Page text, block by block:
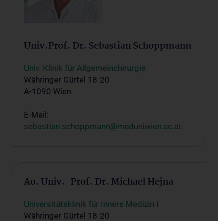
Univ.Prof. Dr. Sebastian Schoppmann
Univ. Klinik für Allgemeinchirurgie
Währinger Gürtel 18-20
A-1090 Wien
E-Mail:
sebastian.schoppmann@meduniwien.ac.at
Ao. Univ.-Prof. Dr. Michael Hejna
Universitätsklinik für Innere Medizin I
Währinger Gürtel 18-20